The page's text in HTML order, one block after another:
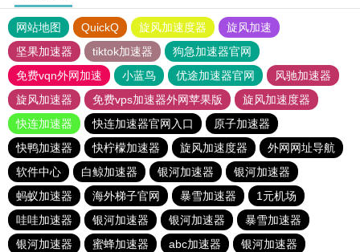
网站地图 QuickQ 旋风加速度器
旋风加速
坚果加速器
tiktok加速器
狗急加速器官网
免费vqn外网加速
小蓝鸟 优途加速器官网
风驰加速器
旋风加速器
免费vps加速器外网苹果版
旋风加速度器
快连加速器
快连加速器官网入口
原子加速器
快鸭加速器
快柠檬加速器 旋风加速度器
外网网址导航
软件中心
白鲸加速器 银河加速器
银河加速器
蚂蚁加速器
海外梯子官网 暴雪加速器
1元机场
哇哇加速器
银河加速器 银河加速器
暴雪加速器
银河加速器
蜜蜂加速器 abc加速器 银河加速器